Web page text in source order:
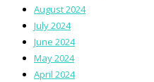
August 2024
July 2024
June 2024
May 2024
April 2024